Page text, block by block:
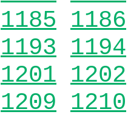
1185 1186
1193 1194
1201 1202
1209 1210